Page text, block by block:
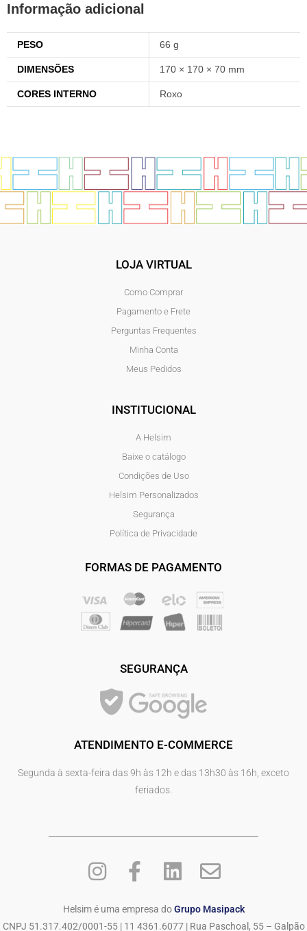
Informação adicional
PESO 66 g
DIMENSÕES 170 × 170 × 70 mm
CORES INTERNO Roxo
LOJA VIRTUAL
Como Comprar
Pagamento e Frete
Perguntas Frequentes
Minha Conta
Meus Pedidos
INSTITUCIONAL
A Helsim
Baixe o catálogo
Condições de Uso
Helsim Personalizados
Segurança
Política de Privacidade
FORMAS DE PAGAMENTO
SEGURANÇA
ATENDIMENTO E-COMMERCE
Segunda à sexta-feira das 9h às 12h e das 13h30 às 16h, exceto
feriados.
Helsim é uma empresa doGrupo Masipack
CNPJ 51.317.402/0001-55 | 11 4361.6077 | Rua Paschoal, 55 – Galpão